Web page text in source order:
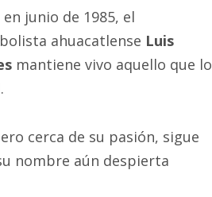
en junio de 1985, el
ahuacatlense Luis
mantiene vivo aquello que lo
cerca de su pasión, sigue
nombre aún despierta